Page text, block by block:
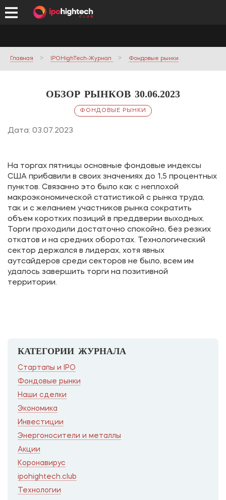
Главная IPOHighTech-Журнал Фондовые рынки
ОБЗОР РЫНКОВ 30.06.2023
ФОНДОВЫЕ РЫНКИ
Дата: 03.07.2023
На торгах пятницы основные фондовые индексы
США прибавили в своих значениях до 1,5 процентных
пунктов. Связанно это было как с неплохой
макроэкономической статистикой с рынка труда,
так и с желанием участников рынка сократить
объем коротких позиций в преддверии выходных.
Торги проходили достаточно спокойно, без резких
откатов и на средних оборотах. Технологический
сектор держался в лидерах, хотя явных
аутсайдеров среди секторов не было, всем им
удалось завершить торги на позитивной
территории.
КАТЕГОРИИ ЖУРНАЛА
Стартапы и IPO
Фондовые рынки
Наши сделки
Экономика
Инвестиции
Энергоносители и металлы
Акции
Коронавирус
ipohightech.club
Технологии